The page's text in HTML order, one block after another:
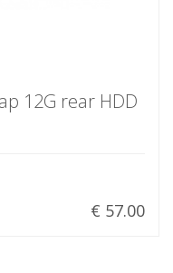
12G rear HDD
€ 57.00